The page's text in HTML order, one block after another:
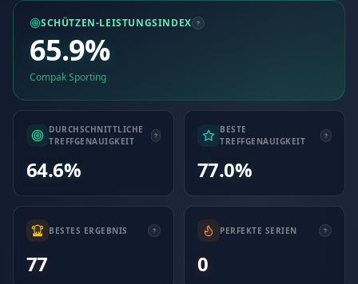
SCHÜTZEN-LEISTUNGSINDEX
65.9%
Compak Sporting
DURCHSCHNITTLICHE
TREFFGENAUIGKEIT
64.6%
BESTE
TREFFGENAUIGKEIT
77.0%
BESTES ERGEBNIS
77
PERFEKTE SERIEN
0